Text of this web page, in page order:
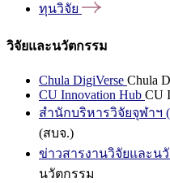
ทุนวิจัย
วิจัยและนวัตกรรม
Chula DigiVerse Chula
CU Innovation Hub CU
สำนักบริหารวิจัยจุฬาฯ
(สบจ.)
ข่าวสารงานวิจัยและน
นวัตกรรม